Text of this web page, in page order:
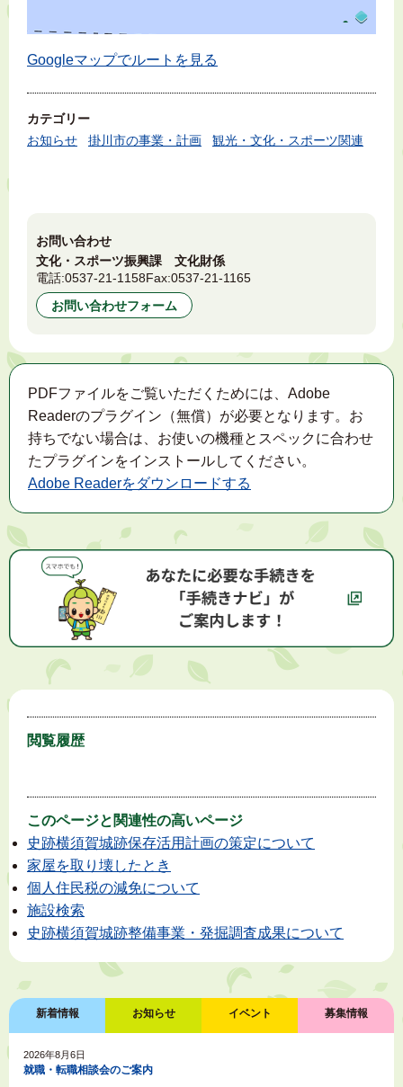
Googleマップでルートを見る
カテゴリー
お知らせ
掛川市の事業・計画 観光・文化・スポーツ関連
お問い合わせ
文化・スポーツ振興課 文化財係
電話:0537-21-1158Fax:0537-21-1165
お問い合わせフォーム
PDFファイルをご覧いただくためには、Adobe
Readerのプラグイン（無償）が必要となります。お
持ちでない場合は、お使いの機種とスペックに合わせ
たプラグインをインストールしてください。
Adobe Readerをダウンロードする
閲覧履歴
このページと 関連性の高いページ
史跡横須賀城跡保存活用計画の策定について
家屋を取り壊したとき
個人住民税の減免について
施設検索
史跡横須賀城跡整備事業・発掘調査成果について
新着情報 お知らせ イベント 募集情報
2026年8月6日
就職・転職相談会のご案内